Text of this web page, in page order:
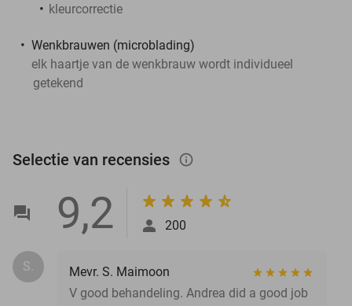
kleurcorrectie
Wenkbrauwen (microblading)
elk haartje van de wenkbrauw wordt individueel
getekend
Selectie van recensies info_outlined
9,2 200
S.
Mevr. S. Maimoon
V good behandeling. Andrea did a good job